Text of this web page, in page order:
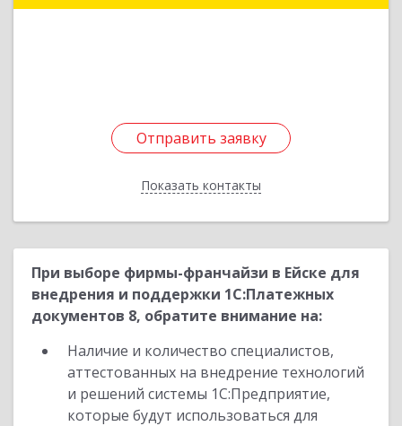
Отправить заявку
Показать контакты
Отправить заявку
Назад
При выборе фирмы-франчайзи в Ейске для
внедрения и поддержки 1С:Платежных
документов 8, обратите внимание на:
Наличие и количество специалистов,
аттестованных на внедрение технологий
и решений системы 1С:Предприятие,
которые будут использоваться для